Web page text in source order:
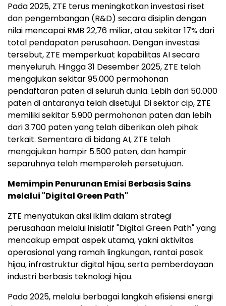
Pada 2025, ZTE terus meningkatkan investasi riset
dan pengembangan (R&D) secara disiplin dengan
nilai mencapai RMB 22,76 miliar, atau sekitar 17% dari
total pendapatan perusahaan. Dengan investasi
tersebut, ZTE memperkuat kapabilitas AI secara
menyeluruh. Hingga 31 Desember 2025, ZTE telah
mengajukan sekitar 95.000 permohonan
pendaftaran paten di seluruh dunia. Lebih dari 50.000
paten di antaranya telah disetujui. Di sektor cip, ZTE
memiliki sekitar 5.900 permohonan paten dan lebih
dari 3.700 paten yang telah diberikan oleh pihak
terkait. Sementara di bidang AI, ZTE telah
mengajukan hampir 5.500 paten, dan hampir
separuhnya telah memperoleh persetujuan.
Memimpin Penurunan Emisi Berbasis Sains
melalui "Digital Green Path"
ZTE menyatukan aksi iklim dalam strategi
perusahaan melalui inisiatif "Digital Green Path" yang
mencakup empat aspek utama, yakni aktivitas
operasional yang ramah lingkungan, rantai pasok
hijau, infrastruktur digital hijau, serta pemberdayaan
industri berbasis teknologi hijau.
Pada 2025, melalui berbagai langkah efisiensi energi